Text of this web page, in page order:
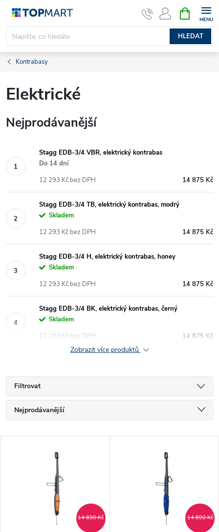
Přejít
obsah
HLEDAT
NÁKUPNÍ
KOŠÍK
Kontrabasy
Elektrické
Nejprodávanější
Stagg EDB-3/4 VBR, elektrický kontrabas
Do 14 dní
14 875 Kč
12 293 Kč bez DPH
Stagg EDB-3/4 TB, elektrický kontrabas, modrý
Skladem
14 875 Kč
12 293 Kč bez DPH
Stagg EDB-3/4 H, elektrický kontrabas, honey
Skladem
14 875 Kč
12 293 Kč bez DPH
Stagg EDB-3/4 BK, elektrický kontrabas, černý
Skladem
14 875 Kč
12 293 Kč bez DPH
Zobrazit více produktů
Filtrovat
Ř
a
Nejprodávanější
14 890 Kč 14 890 Kč